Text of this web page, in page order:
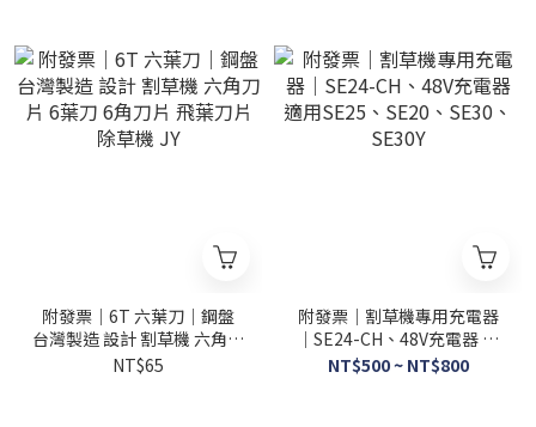
附發票｜6T 六葉刀｜鋼盤
台灣製造 設計 割草機 六角刀
片 6葉刀 6角刀片 飛葉刀片
NT$65
附發票｜割草機專用充電器
｜SE24-CH、48V充電器 適
用SE25、SE20、SE30、
NT$500 ~ NT$800